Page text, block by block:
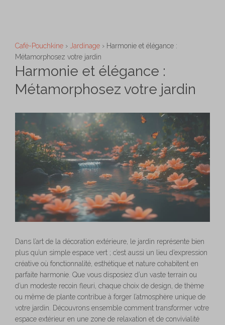
Café-Pouchkine › Jardinage › Harmonie et élégance :
Métamorphosez votre jardin
Harmonie et élégance :
Métamorphosez votre jardin
Dans l’art de la décoration extérieure, le jardin représente bien
plus qu’un simple espace vert ; c’est aussi un lieu d’expression
créative où fonctionnalité, esthétique et nature cohabitent en
parfaite harmonie. Que vous disposiez d’un vaste terrain ou
d’un modeste recoin fleuri, chaque choix de design, de thème
ou même de plante contribue à forger l’atmosphère unique de
votre jardin. Découvrons ensemble comment transformer votre
espace extérieur en une zone de relaxation et de convivialité